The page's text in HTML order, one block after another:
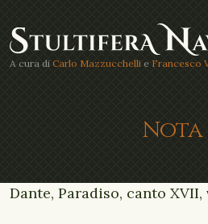
A cura di Carlo Mazzucchelli e Francesco
Nota
Dante, Paradiso, canto